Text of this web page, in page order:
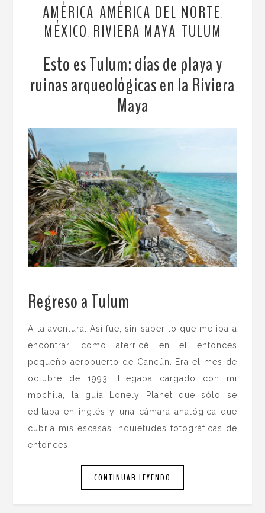
AMÉRICA AMÉRICA DEL NORTE
MÉXICO RIVIERA MAYA TULUM
Esto es Tulum: días de playa y
ruinas arqueológicas en la Riviera
Maya
Regreso a Tulum
A la aventura. Así fue, sin saber lo que me iba a
encontrar, como aterricé en el entonces
pequeño aeropuerto de Cancún. Era el mes de
octubre de 1993. Llegaba cargado con mi
mochila, la guía Lonely Planet que sólo se
editaba en inglés y una cámara analógica que
cubría mis escasas inquietudes fotográficas de
entonces.
CONTINUAR LEYENDO